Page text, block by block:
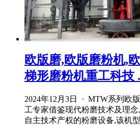
欧版磨,欧版磨粉机,
梯形磨粉机重工科技
2024年12月3日 · MTW系列欧
工专家借鉴现代粉磨技术及理
自主技术产权的粉磨设备,该机